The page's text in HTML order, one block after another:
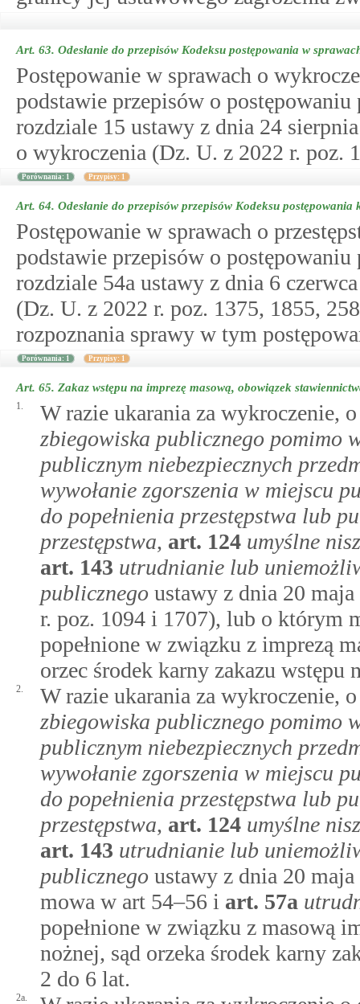
Art. 63. Odesłanie do przepisów Kodeksu postępowania w
Postępowanie w sprawach o
podstawie przepisów o
rozdziale 15 ustawy z dnia 24
o wykroczenia (Dz. U. z 2022 r. poz.
Porównania: 1 Przypisy: 1
Art. 64. Odesłanie do przepisów przepisów Kodeksu
Postępowanie w sprawach o
podstawie przepisów o
rozdziale 54a ustawy z dnia 6
(Dz. U. z 2022 r. poz. 1375, 1855,
rozpoznania sprawy w tym
Porównania: 1 Przypisy: 1
Art. 65. Zakaz wstępu na imprezę masową, obowiązek
1.
W razie ukarania za wykroczenie,
zbiegowiska publicznego pomimo
publicznym niebezpiecznych
wywołanie zgorszenia w miejscu
do popełnienia przestępstwa lub
przestępstwa, art. 124 umyślne
art. 143 utrudnianie lub
publicznego ustawy z dnia 20
r. poz. 1094 i 1707), lub o którym
popełnione w związku z imprezą
orzec środek karny zakazu wstępu
2.
W razie ukarania za wykroczenie,
zbiegowiska publicznego pomimo
publicznym niebezpiecznych
wywołanie zgorszenia w miejscu
do popełnienia przestępstwa lub
przestępstwa, art. 124 umyślne
art. 143 utrudnianie lub
publicznego ustawy z dnia 20
mowa w art 54–56 i art. 57a
popełnione w związku z masową
nożnej, sąd orzeka środek karny
2 do 6 lat.
2a.